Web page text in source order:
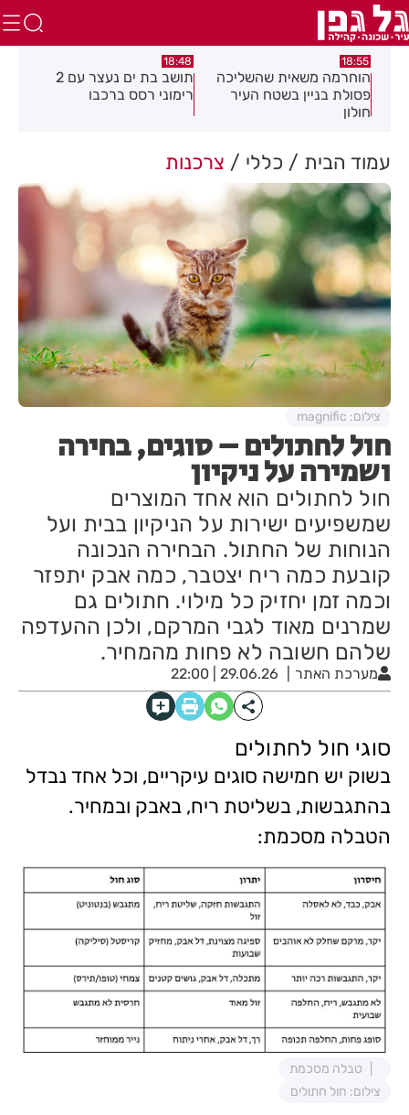
18:48
תושב בת ים נעצר עם 2
רימוני רסס ברכבו
16:21
יום שני ברציפות: שני שוהים
בלתי חוקיים אותרו ברמת גן
עמוד הבית כללי צרכנות
חול לחתולים – סוגים, בחירה
ושמירה על ניקיון
חול לחתולים הוא אחד המוצרים
שמשפיעים ישירות על הניקיון בבית ועל
הנוחות של החתול. הבחירה הנכונה
קובעת כמה ריח יצטבר, כמה אבק יתפזר
וכמה זמן יחזיק כל מילוי. חתולים גם
שמרנים מאוד לגבי המרקם, ולכן ההעדפה
שלהם חשובה לא פחות מהמחיר.
מערכת האתר 29.06.26 | 22:00
צילום: magnific
סוגי חול לחתולים
בשוק יש חמישה סוגים עיקריים, וכל אחד נבדל
בהתגבשות, בשליטת ריח, באבק ובמחיר.
הטבלה מסכמת:
טבלה מסכמת
צילום: חול חתולים